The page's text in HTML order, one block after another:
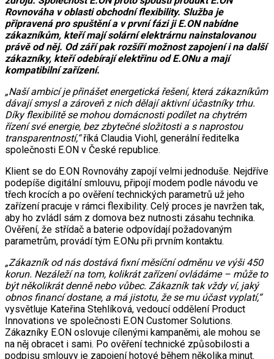
Rovnováha v oblasti obchodní flexibility. Služba je
připravená pro spuštění a v první fázi ji E.ON nabídne
zákazníkům, kteří mají solární elektrárnu nainstalovanou
právě od něj. Od září pak rozšíří možnost zapojení i na další
zákazníky, kteří odebírají elektřinu od E.ONu a mají
kompatibilní zařízení.
„Naší ambicí je přinášet energetická řešení, která zákazníkům
dávají smysl a zároveň z nich dělají aktivní účastníky trhu.
Díky flexibilitě se mohou domácnosti podílet na chytrém
řízení své energie, bez zbytečné složitosti a s naprostou
transparentností,“říká Claudia Viohl, generální ředitelka
společnosti E.ON v České republice.
Klient se do E.ON Rovnováhy zapojí velmi jednoduše. Nejdříve
podepíše digitální smlouvu, připojí modem podle návodu ve
třech krocích a po ověření technických parametrů už jeho
zařízení pracuje v rámci flexibility. Celý proces je navržen tak,
aby ho zvládl sám z domova bez nutnosti zásahu technika.
Ověření, že střídač a baterie odpovídají požadovaným
parametrům, provádí tým E.ONu při prvním kontaktu.
„Zákazník od nás dostává fixní měsíční odměnu ve výši 450
korun. Nezáleží na tom, kolikrát zařízení ovládáme – může to
být několikrát denně nebo vůbec. Zákazník tak vždy ví, jaký
obnos financí dostane, a má jistotu, že se mu účast vyplatí,“
vysvětluje Kateřina Stehlíková, vedoucí oddělení Product
Innovations ve společnosti E.ON Customer Solutions.
Zákazníky E.ON oslovuje cílenými kampaněmi, ale mohou se
na něj obracet i sami. Po ověření technické způsobilosti a
podpisu smlouvy je zapojení hotové během několika minut.